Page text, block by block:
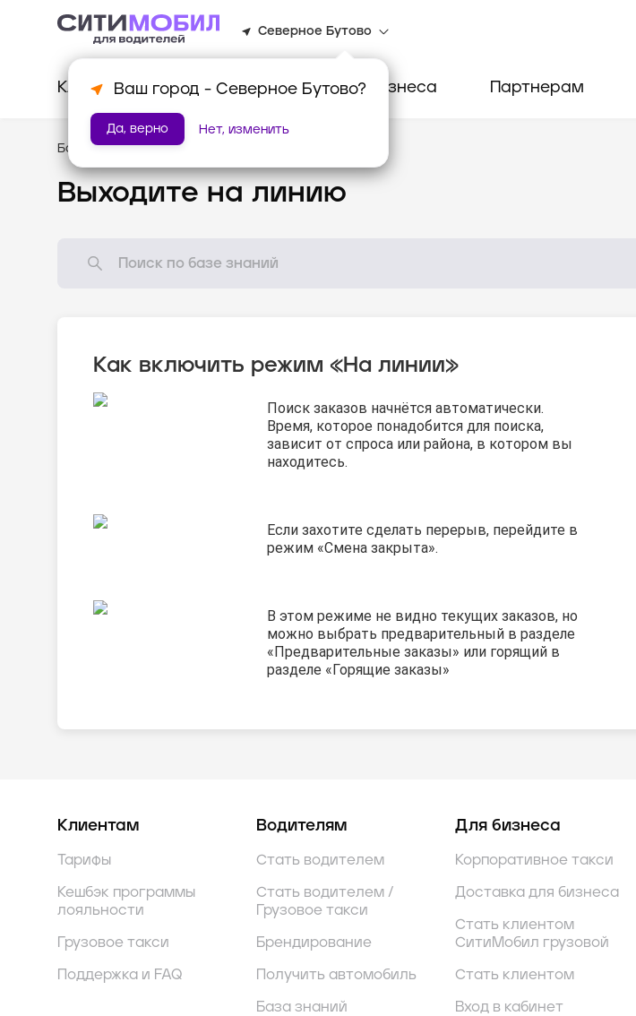
Северное Бутово
Ваш город - Северное Бутово?
Да, верно Нет, изменить
Клиентам Водителям Для бизнеса Партнерам
База знаний /Новому водителю
Выходите на линию
Как включить режим «На линии»
Поиск заказов начнётся автоматически.
Время, которое понадобится для поиска,
зависит от спроса или района, в котором вы
находитесь.
Если захотите сделать перерыв, перейдите в
режим «Смена закрыта».
В этом режиме не видно текущих заказов, но
можно выбрать предварительный в разделе
«Предварительные заказы» или горящий в
разделе «Горящие заказы»
Клиентам
Тарифы
Кешбэк программы
лояльности
Грузовое такси
Поддержка и FAQ
Водителям
Стать водителем
Стать водителем /
Грузовое такси
Брендирование
Получить автомобиль
База знаний
Для бизнеса
Корпоративное такси
Доставка для бизнеса
Стать клиентом
СитиМобил грузовой
Стать клиентом
Вход в кабинет